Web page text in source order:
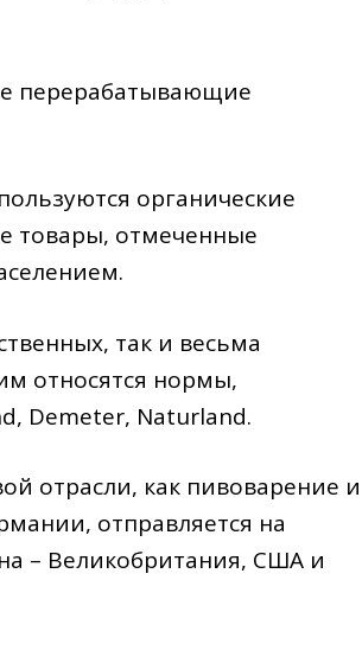
перерабатывающие
органические
товары, отмеченные
так и весьма
относятся нормы,
Demeter, Naturland.
отрасли, как пивоварение и
отправляется на
– Великобритания, США и